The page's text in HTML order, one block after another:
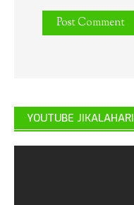
YOUTUBE JIKALAHARI